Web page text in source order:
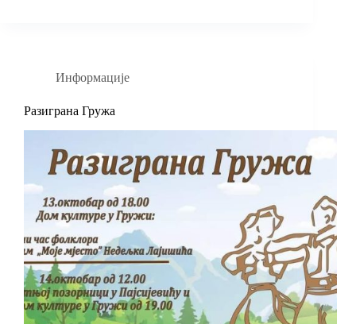
Информације
Разиграна Гружа